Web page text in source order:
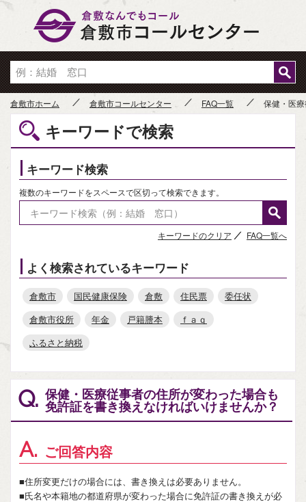
倉敷市ホーム 倉敷市コールセンター FAQ一覧 保健・医
キーワードで検索
キーワード検索
複数のキーワードをスペースで区切って検索できます。
キーワードのクリア FAQ一覧へ
よく検索されているキーワード
倉敷市 国民健康保険 倉敷 住民票
委任状
倉敷市役所
年金 戸籍謄本
ｆａｑ
ふるさと納税
Q. 保健・医療従事者の住所が変わった場合も
免許証を書き換えなければいけませんか？
A. ご回答内容
■住所変更だけの場合には、書き換えは必要ありません。
■氏名や本籍地の都道府県が変わった場合に免許証の書き換えが必